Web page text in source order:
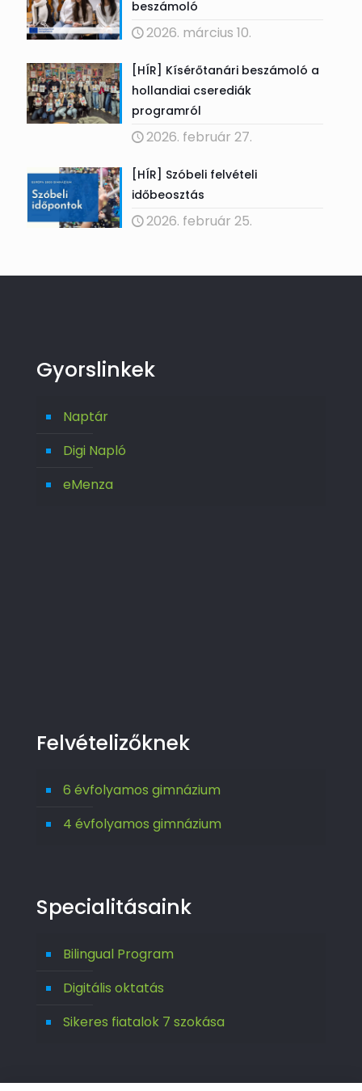
beszámoló
2026. március 10.
[HÍR] Kísérőtanári beszámoló a
hollandiai cserediák
programról
2026. február 27.
[HÍR] Szóbeli felvételi
időbeosztás
2026. február 25.
Gyorslinkek
Naptár
Digi Napló
eMenza
Felvételizőknek
6 évfolyamos gimnázium
4 évfolyamos gimnázium
Specialitásaink
Bilingual Program
Digitális oktatás
Sikeres fiatalok 7 szokása